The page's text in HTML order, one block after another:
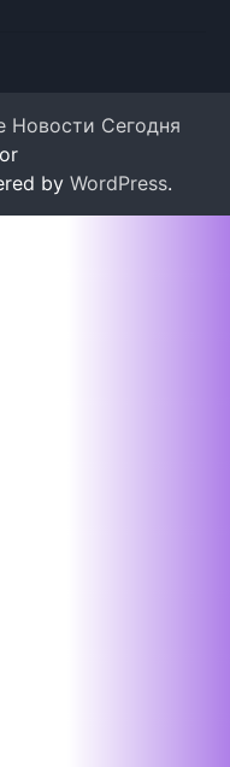
Новости Сегодня
by WordPress.